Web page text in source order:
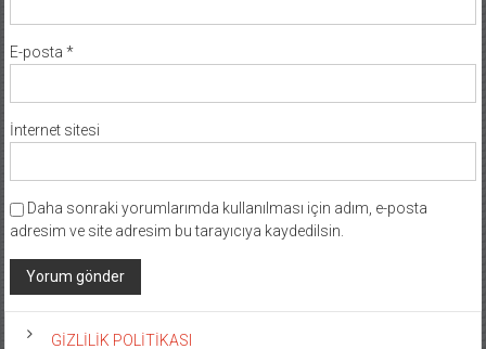
E-posta *
İnternet sitesi
Daha sonraki yorumlarımda kullanılması için adım, e-posta
adresim ve site adresim bu tarayıcıya kaydedilsin.
GİZLİLİK POLİTİKASI